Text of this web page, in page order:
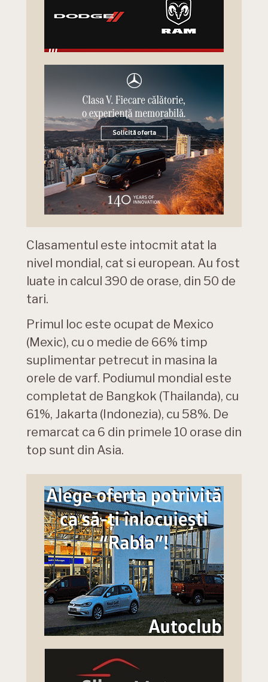
Clasamentul este intocmit atat la
nivel mondial, cat si european. Au fost
luate in calcul 390 de orase, din 50 de
tari.
Primul loc este ocupat de Mexico
(Mexic), cu o medie de 66% timp
suplimentar petrecut in masina la
orele de varf. Podiumul mondial este
completat de Bangkok (Thailanda), cu
61%, Jakarta (Indonezia), cu 58%. De
remarcat ca 6 din primele 10 orase din
top sunt din Asia.